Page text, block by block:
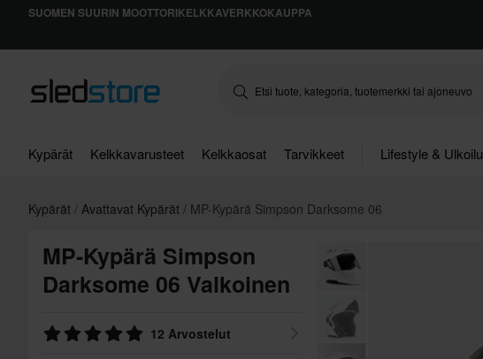
SUOMEN SUURIN MOOTTORIKELKKAVERKKOKAUPPA
Kypärät Kelkkavarusteet Kelkkaosat Tarvikkeet Lifestyle & Ulkoilu
Kypärät Avattavat Kypärät MP-Kypärä Simpson Darksome 06
MP-Kypärä Simpson
Darksome 06 Valkoinen
12 Arvostelut